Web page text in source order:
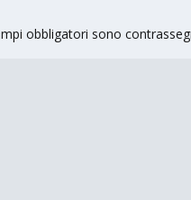
obbligatori sono